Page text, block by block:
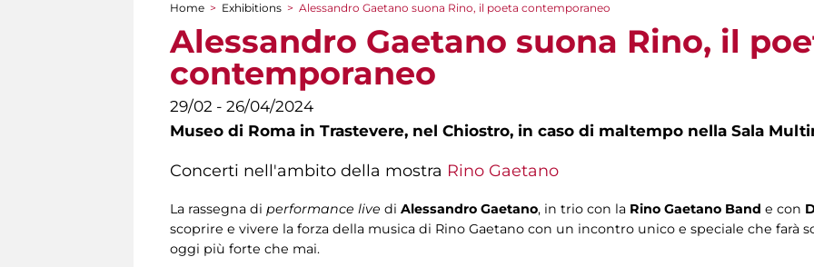
You are here
Home > Exhibitions > Alessandro Gaetano suona Rino, il poeta contemporaneo
Alessandro Gaetano suona Rino, il
contemporaneo
29/02 - 26/04/2024
Museo di Roma in Trastevere, nel Chiostro, in caso di maltempo nella Sala
Concerti nell'ambito della mostra Rino Gaetano
La rassegna di performance live di Alessandro Gaetano, in trio con la Rino Gaetano Band e con
scoprire e vivere la forza della musica di Rino Gaetano con un incontro unico e speciale che farà
oggi più forte che mai.